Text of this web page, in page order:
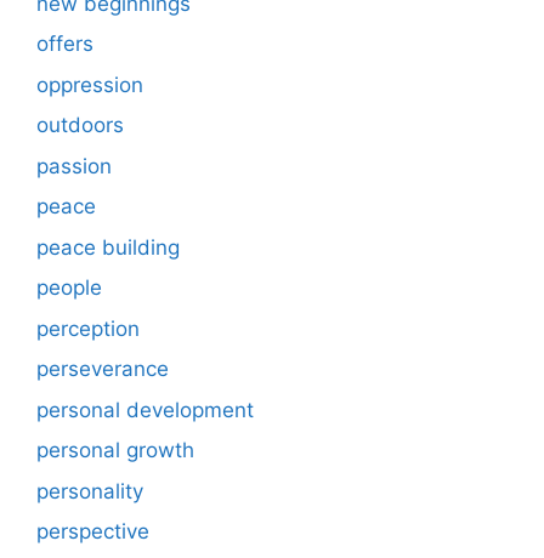
offers
oppression
outdoors
passion
peace
peace building
people
perception
perseverance
personal development
personal growth
personality
perspective